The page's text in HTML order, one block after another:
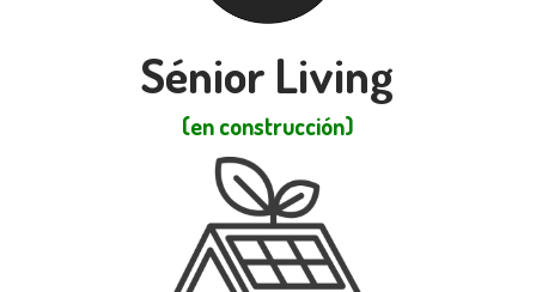
Sénior Living
(en construcción)